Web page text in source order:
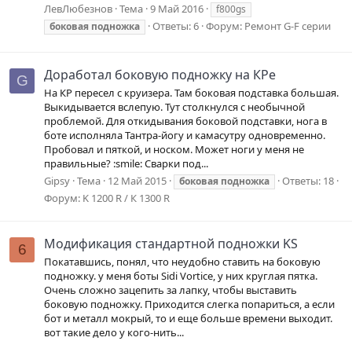
ЛевЛюбезнов Тема 9 Май 2016
f800gs
боковая подножка Ответы: 6 Форум: Ремонт G-F серии
G Доработал боковую подножку на КРе
На КР пересел с круизера. Там боковая подставка большая.
Выкидывается вслепую. Тут столкнулся с необычной
проблемой. Для откидывания боковой подставки, нога в
боте исполняла Тантра-йогу и камасутру одновременно.
Пробовал и пяткой, и носком. Может ноги у меня не
правильные? :smile: Сварки под...
Gipsy Тема 12 Май 2015 боковая подножка
Ответы: 18
Форум: K 1200 R / К 1300 R
6 Модификация стандартной подножки KS
Покатавшись, понял, что неудобно ставить на боковую
подножку. у меня боты Sidi Vortice, у них круглая пятка.
Очень сложно зацепить за лапку, чтобы выставить
боковую подножку. Приходится слегка попариться, а если
бот и металл мокрый, то и еще больше времени выходит.
вот такие дело у кого-нить...